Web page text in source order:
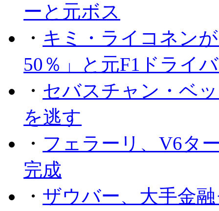
ーと元ボス
・ キミ・ライコネン
50％」と元F1ドライ
・ セバスチャン・ベ
を逃す
・ フェラーリ、V6タ
完成
・ ザウバー、大手金